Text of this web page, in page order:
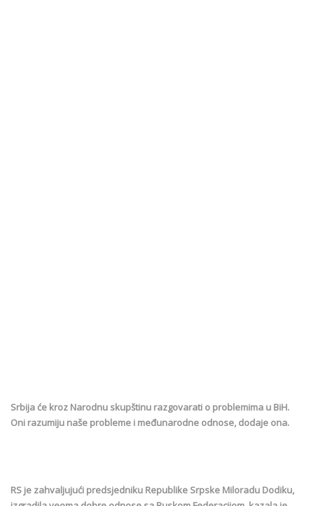
Srbija će kroz Narodnu skupštinu razgovarati o problemima u BiH.
Oni razumiju naše probleme i međunarodne odnose, dodaje ona.
RS je zahvaljujući predsjedniku Republike Srpske Miloradu Dodiku,